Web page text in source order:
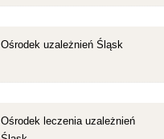
Ośrodek uzależnień Śląsk
Ośrodek leczenia uzależnień